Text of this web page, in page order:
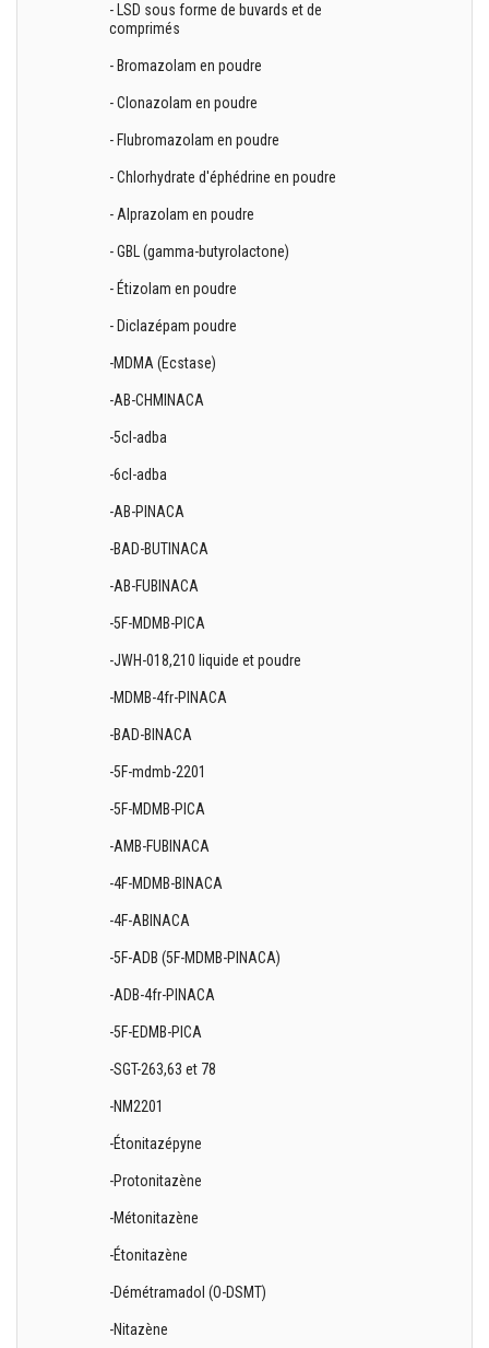
- LSD sous forme de buvards et de
comprimés
- Bromazolam en poudre
- Clonazolam en poudre
- Flubromazolam en poudre
- Chlorhydrate d'éphédrine en poudre
- Alprazolam en poudre
- GBL (gamma-butyrolactone)
- Étizolam en poudre
- Diclazépam poudre
-MDMA (Ecstase)
-AB-CHMINACA
-5cl-adba
-6cl-adba
-AB-PINACA
-BAD-BUTINACA
-AB-FUBINACA
-5F-MDMB-PICA
-JWH-018,210 liquide et poudre
-MDMB-4fr-PINACA
-BAD-BINACA
-5F-mdmb-2201
-5F-MDMB-PICA
-AMB-FUBINACA
-4F-MDMB-BINACA
-4F-ABINACA
-5F-ADB (5F-MDMB-PINACA)
-ADB-4fr-PINACA
-5F-EDMB-PICA
-SGT-263,63 et 78
-NM2201
-Étonitazépyne
-Protonitazène
-Métonitazène
-Étonitazène
-Démétramadol (O-DSMT)
-Nitazène